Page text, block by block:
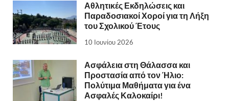
Αθλητικές Εκδηλώσεις και
Παραδοσιακοί Χοροί για τη Λήξη
του Σχολικού Έτους
10 Ιουνίου 2026
Ασφάλεια στη Θάλασσα και
Προστασία από τον Ήλιο:
Πολύτιμα Μαθήματα για ένα
Ασφαλές Καλοκαίρι!